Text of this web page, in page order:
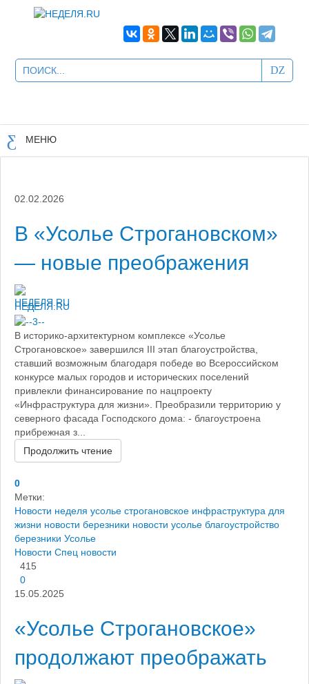
МЕНЮ
02.02.2026
В «Усолье Строгановском»
— новые преображения
НЕДЕЛЯ.RU
В историко-архитектурном комплексе «Усолье
Строгановское» завершился III этап благоустройства,
ставший возможным благодаря победе во Всероссийском
конкурсе малых городов и исторических поселений
привлекли финансирование по нацпроекту
«Инфраструктура для жизни». Преобразили территорию у
северного фасада Господского дома: - благоустроена
прибрежная з...
Продолжить чтение
0
Метки:
Новости неделя усолье строгановское инфраструктура для
жизни новости березники новости усолье благоустройство
березники Усолье
Новости Спец новости
415
0
15.05.2025
«Усолье Строгановское»
продолжают преображать